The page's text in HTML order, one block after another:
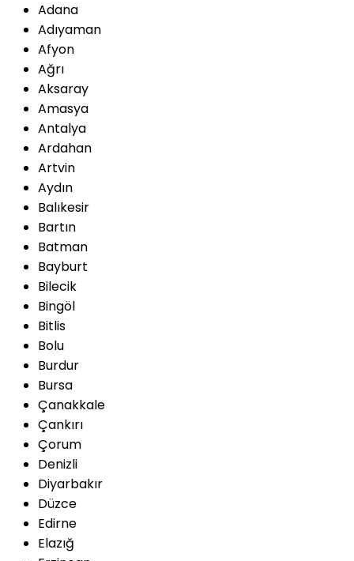
Adana
Adıyaman
Afyon
Ağrı
Aksaray
Amasya
Antalya
Ardahan
Artvin
Aydın
Balıkesir
Bartın
Batman
Bayburt
Bilecik
Bingöl
Bitlis
Bolu
Burdur
Bursa
Çanakkale
Çankırı
Çorum
Denizli
Diyarbakır
Düzce
Edirne
Elazığ